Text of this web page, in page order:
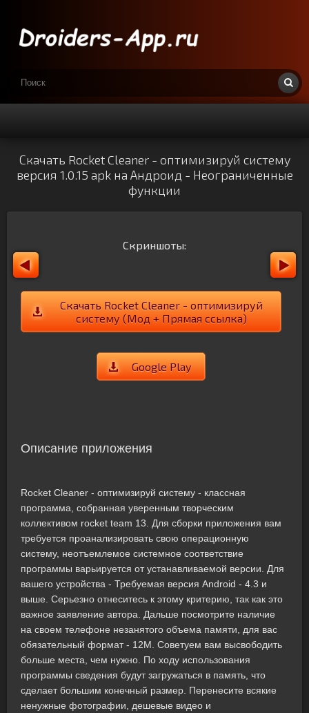
Скачать Rocket Cleaner - оптимизируй систему
версия 1.0.15 apk на Андроид - Неограниченные
функции
Скриншоты:
Скачать Rocket Cleaner - оптимизируй
систему (Мод + Прямая ссылка)
Google Play
Описание приложения
Rocket Cleaner - оптимизируй систему - классная
программа, собранная уверенным творческим
коллективом rocket team 13. Для сборки приложения вам
требуется проанализировать свою операционную
систему, неотъемлемое системное соответствие
программы варьируется от устанавливаемой версии. Для
вашего устройства - Требуемая версия Android - 4.3 и
выше. Серьезно отнеситесь к этому критерию, так как это
важное заявление автора. Дальше посмотрите наличие
на своем телефоне незанятого объема памяти, для вас
обязательный формат - 12M. Советуем вам высвободить
больше места, чем нужно. По ходу использования
программы сведения будут загружаться в память, что
сделает большим конечный размер. Перенесите всякие
ненужные фотографии, дешевые видео и